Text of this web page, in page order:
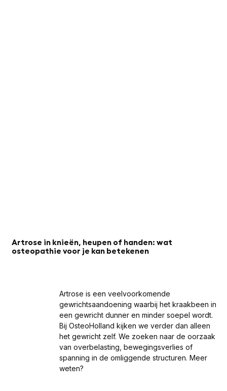
Artrose in knieën, heupen of handen: wat
osteopathie voor je kan betekenen
Artrose is een veelvoorkomende
gewrichtsaandoening waarbij het kraakbeen in
een gewricht dunner en minder soepel wordt.
Bij OsteoHolland kijken we verder dan alleen
het gewricht zelf. We zoeken naar de oorzaak
van overbelasting, bewegingsverlies of
spanning in de omliggende structuren. Meer
weten?